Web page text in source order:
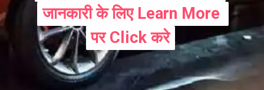
जानकारी के लिए Learn More
पर Click करे
जानकारी के लिए Learn More
पर Click करे